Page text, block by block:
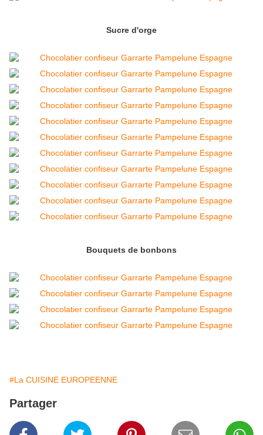
Sucre d'orge
Bouquets de bonbons
#La CUISINE EUROPEENNE
Partager